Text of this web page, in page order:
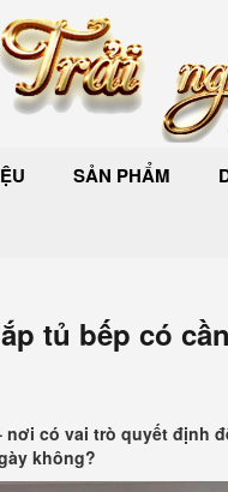
SẢN PHẨM
tủ bếp có
nơi có vai trò quyết định
không?